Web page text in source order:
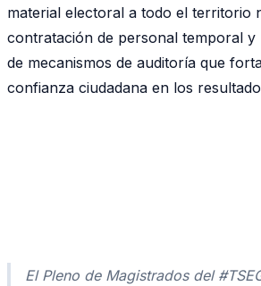
material electoral a todo el territorio
contratación de personal temporal y
de mecanismos de auditoría que
confianza ciudadana en los
El Pleno de Magistrados del